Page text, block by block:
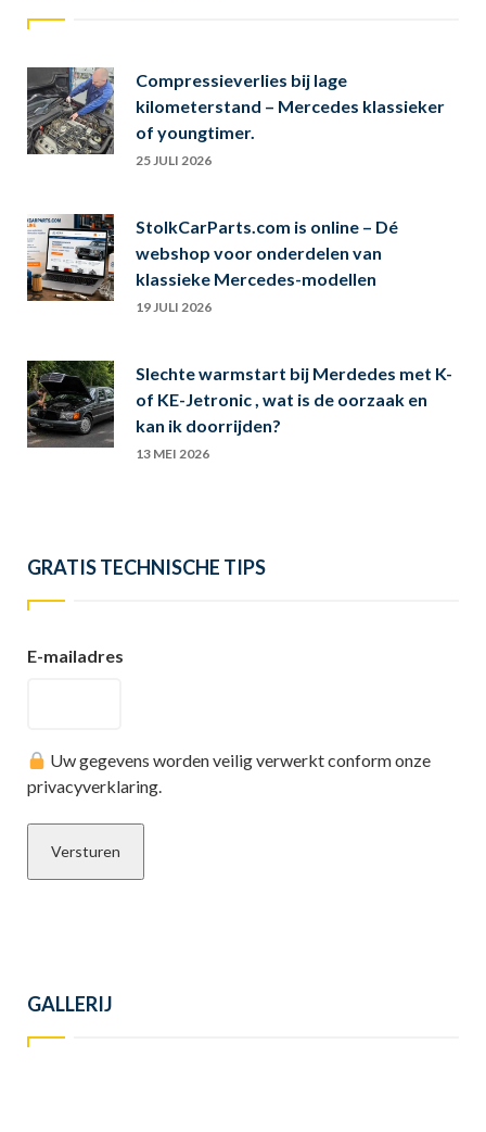
Compressieverlies bij lage
kilometerstand – Mercedes klassieker
of youngtimer.
25 JULI 2026
StolkCarParts.com is online – Dé
webshop voor onderdelen van
klassieke Mercedes-modellen
19 JULI 2026
Slechte warmstart bij Merdedes met K-
of KE-Jetronic , wat is de oorzaak en
kan ik doorrijden?
13 MEI 2026
GRATIS TECHNISCHE TIPS
E-mailadres
Uw gegevens worden veilig verwerkt conform onze
privacyverklaring.
GALLERIJ